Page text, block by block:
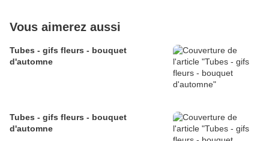
Vous aimerez aussi
Tubes - gifs fleurs - bouquet
d'automne
Tubes - gifs fleurs - bouquet
d'automne